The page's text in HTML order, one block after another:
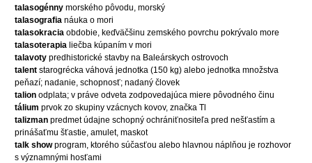
talasogénny morského pôvodu, morský
talasografia náuka o mori
talasokracia obdobie, keďväčšinu zemského povrchu pokrývalo more
talasoterapia liečba kúpaním v mori
talavoty predhistorické stavby na Baleárskych ostrovoch
talent starogrécka váhová jednotka (150 kg) alebo jednotka množstva
peňazí; nadanie, schopnosť; nadaný človek
talion odplata; v práve odveta zodpovedajúca miere pôvodného činu
tálium prvok zo skupiny vzácnych kovov, značka Tl
talizman predmet údajne schopný ochrániťnositeľa pred nešťastím a
prinášaťmu šťastie, amulet, maskot
talk showprogram, ktorého súčasťou alebo hlavnou náplňou je rozhovor
s významnými hosťami